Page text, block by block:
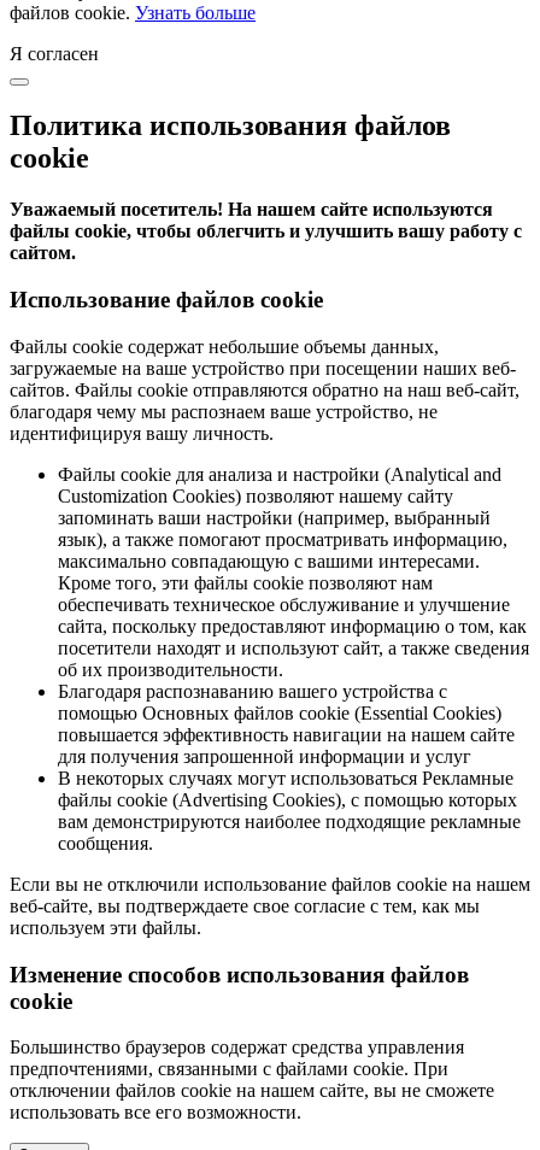
файлов cookie. Узнать больше
Я согласен
Политика использования файлов
cookie
Уважаемый посетитель! На нашем сайте используются
файлы cookie, чтобы облегчить и улучшить вашу работу с
сайтом.
Использование файлов cookie
Файлы cookie содержат небольшие объемы данных,
загружаемые на ваше устройство при посещении наших веб-
сайтов. Файлы cookie отправляются обратно на наш веб-сайт,
благодаря чему мы распознаем ваше устройство, не
идентифицируя вашу личность.
Файлы cookie для анализа и настройки (Analytical and
Customization Cookies) позволяют нашему сайту
запоминать ваши настройки (например, выбранный
язык), а также помогают просматривать информацию,
максимально совпадающую с вашими интересами.
Кроме того, эти файлы cookie позволяют нам
обеспечивать техническое обслуживание и улучшение
сайта, поскольку предоставляют информацию о том, как
посетители находят и используют сайт, а также сведения
об их производительности.
Благодаря распознаванию вашего устройства с
помощью Основных файлов cookie (Essential Cookies)
повышается эффективность навигации на нашем сайте
для получения запрошенной информации и услуг
В некоторых случаях могут использоваться Рекламные
файлы cookie (Advertising Cookies), с помощью которых
вам демонстрируются наиболее подходящие рекламные
сообщения.
Если вы не отключили использование файлов cookie на нашем
веб-сайте, вы подтверждаете свое согласие с тем, как мы
используем эти файлы.
Изменение способов использования файлов
cookie
Большинство браузеров содержат средства управления
предпочтениями, связанными с файлами cookie. При
отключении файлов cookie на нашем сайте, вы не сможете
использовать все его возможности.